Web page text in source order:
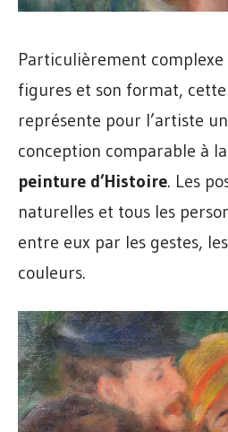
Particulièrement
figures et son format,
représente pour l’artiste
conception comparable à
peinture d’Histoire. Les
naturelles et tous les
entre eux par les gestes,
couleurs.